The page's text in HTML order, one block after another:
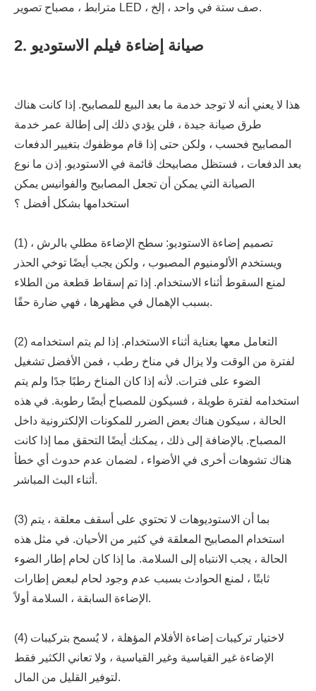
مترابط ، مصباح تصوير LED ، صف ستة في واحد ، إلخ.
2. صيانة إضاءة فيلم الاستوديو
هذا لا يعني أنه لا توجد خدمة ما بعد البيع للمصابيح. إذا كانت هناك
طرق صيانة جيدة ، فلن يؤدي ذلك إلى إطالة عمر خدمة
المصابيح فحسب ، ولكن حتى إذا قام موظفوك بتغيير الدفعات
بعد الدفعات ، فستظل مصابيحك قائمة في الاستوديو. إذن ما نوع
الصيانة التي يمكن أن تجعل المصابيح والفوانيس يمكن
استخدامها بشكل أفضل ؟
(1) تصميم إضاءة الاستوديو: سطح الإضاءة مطلي بالرش ،
ويستخدم الألومنيوم المصبوب ، ولكن يجب أيضًا توخي الحذر
لمنع السقوط أثناء الاستخدام. إذا تم إسقاط قطعة من الطلاء
بسبب الإهمال في مظهرها ، فهي ضارة حقًا.
(2) التعامل معها بعناية أثناء الاستخدام. إذا لم يتم استخدامه
لفترة من الوقت ولا يزال في مناخ رطب ، فمن الأفضل تشغيل
الضوء على فترات. لأنه إذا كان المناخ رطبًا جدًا ولم يتم
استخدامه لفترة طويلة ، فسيكون للمصباح أيضًا رطوبة. في هذه
الحالة ، سيكون هناك بعض الضرر للمكونات الإلكترونية داخل
المصباح. بالإضافة إلى ذلك ، يمكنك أيضًا التحقق مما إذا كانت
هناك تشوهات أخرى في الأضواء ، لضمان عدم حدوث أي خطأ
أثناء البث المباشر.
(3) بما أن الاستوديوهات لا تحتوي على أسقف معلقة ، يتم
استخدام المصابيح المعلقة في كثير من الأحيان. في مثل هذه
الحالة ، يجب الانتباه إلى السلامة. ما إذا كان لحام إطار الضوء
ثابتًا ، لمنع الحوادث بسبب عدم وجود لحام لبعض إطارات
الإضاءة السابقة ، السلامة أولاً.
(4) لاختيار تركيبات إضاءة الأفلام المؤهلة ، لا يُسمح بتركيبات
الإضاءة غير القياسية وغير القياسية ، ولا تعاني الكثير فقط
لتوفير القليل من المال.